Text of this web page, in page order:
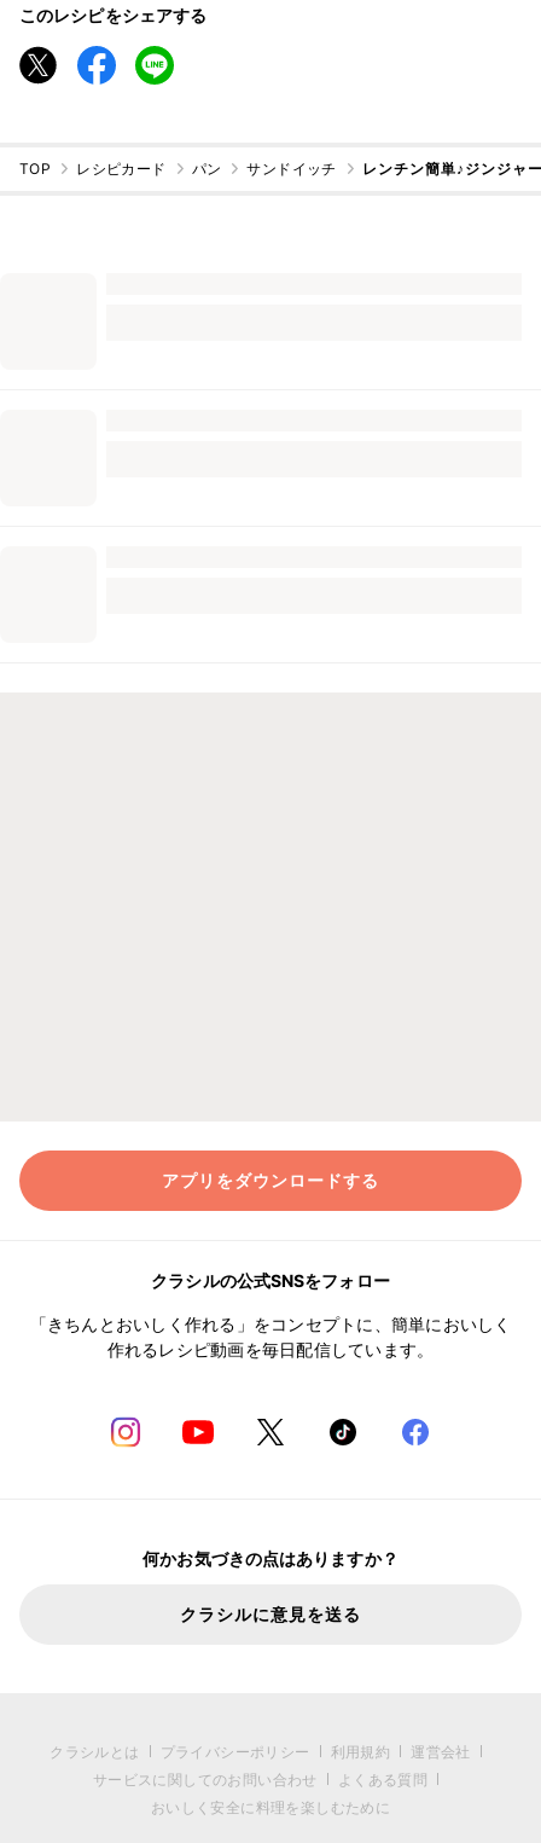
このレシピをシェアする
TOP レシピカード パン サンドイッチ レンチン簡単♪ジンジャ
アプリをダウンロードする
クラシルの公式SNSをフォロー
「きちんとおいしく作れる」をコンセプトに、簡単においしく
作れるレシピ動画を毎日配信しています。
何かお気づきの点はありますか？
クラシルに意見を送る
クラシルとは プライバシーポリシー 利用規約
運営会社
サービスに関してのお問い合わせ
よくある質問
おいしく安全に料理を楽しむために